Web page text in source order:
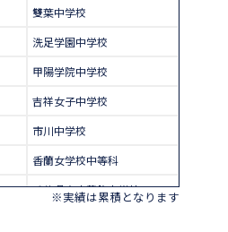
雙葉中学校
洗足学園中学校
甲陽学院中学校
吉祥女子中学校
市川中学校
香蘭女学校中等科
千葉県立東葛飾中学校
※実績は累積となります